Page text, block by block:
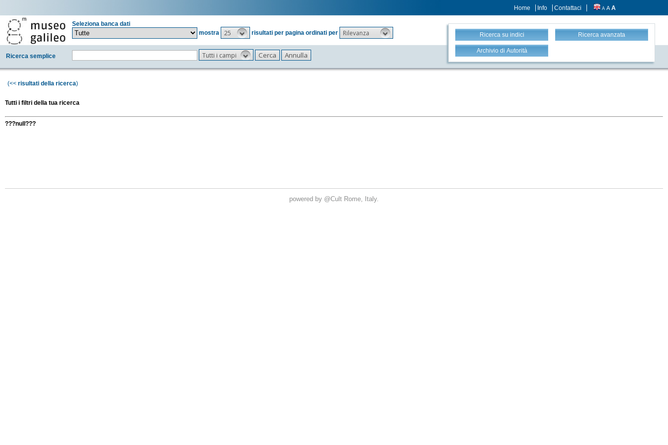
Home Info Contattaci A A A
Seleziona banca dati
mostra
25 risultati per pagina ordinati per Rilevanza
Ricerca semplice Tutti i campi
Ricerca su indici Ricerca avanzata
Archivio di Autorità
(<< risultati della ricerca)
Tutti i filtri della tua ricerca
???null???
powered by @Cult Rome, Italy.